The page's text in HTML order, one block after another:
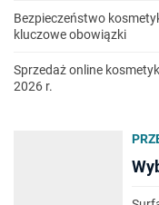
Bezpieczeństwo
kluczowe obowiązki
Sprzedaż online
2026 r.